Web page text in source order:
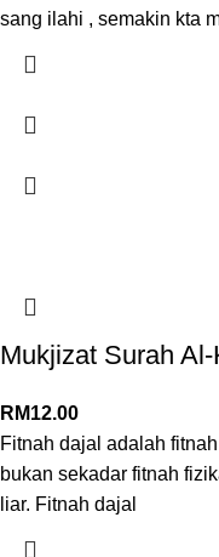
sang ilahi , semakin kta
Mukjizat Surah
RM12.00
Fitnah dajal adalah
bukan sekadar fitnah
liar. Fitnah dajal